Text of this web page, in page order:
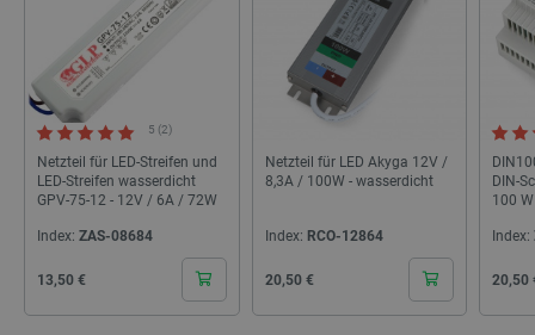
5 (2)
Netzteil für LED-Streifen und
LED-Streifen wasserdicht
GPV-75-12 - 12V / 6A / 72W
Index: ZAS-08684
Cena
13,50 €
Netzteil für LED Akyga 12V /
8,3A / 100W - wasserdicht
Index: RCO-12864
Cena
20,50 €
DIN-
100 W
Index:
Cena
20,50
49
50